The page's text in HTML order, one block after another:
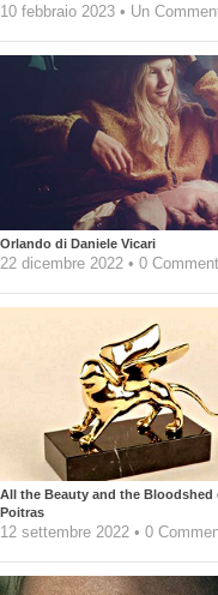
10 febbraio 2023 • Un
Orlando di Daniele Vicari
22 dicembre 2022 • 0
All the Beauty and the Bloodshed
Poitras
12 settembre 2022 • 0